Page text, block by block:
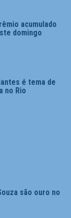
acumulado
domingo
é tema de
no Rio
são ouro no